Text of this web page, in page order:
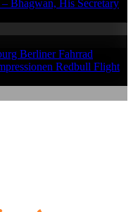
Bhagwan, His Secretary
Berliner Fahrrad
Redbull Flight